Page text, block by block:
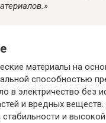
материалы на
способностью
в электричество без
и вредных веществ.
стабильности и